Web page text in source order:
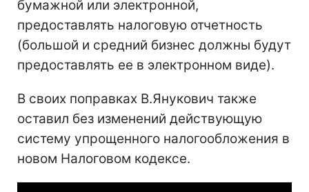
бумажной или электронной,
предоставлять налоговую отчетность
(большой и средний бизнес должны будут
предоставлять ее в электронном виде).
В своих поправках В.Янукович также
оставил без изменений действующую
систему упрощенного налогообложения в
новом Налоговом кодексе.